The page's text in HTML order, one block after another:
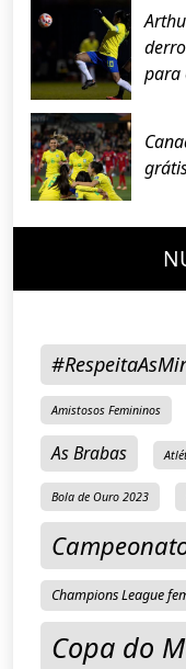
para
Amistosos Femininos
As Brabas
Bola de Ouro 2023
Champions League
Copa do